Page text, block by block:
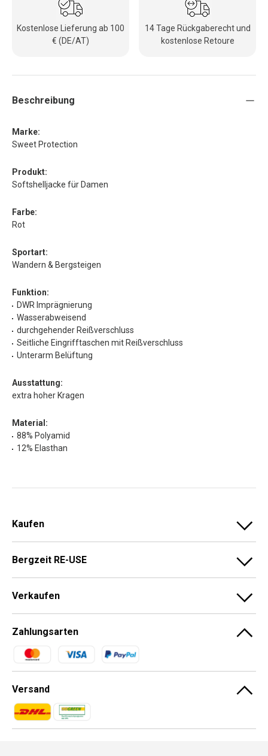
Kostenlose Lieferung ab 100
€ (DE/AT)
14 Tage Rückgaberecht und
kostenlose Retoure
Beschreibung
Marke:
Sweet Protection
Produkt:
Softshelljacke für Damen
Farbe:
Rot
Sportart:
Wandern & Bergsteigen
Funktion:
DWR Imprägnierung
Wasserabweisend
durchgehender Reißverschluss
Seitliche Eingrifftaschen mit Reißverschluss
Unterarm Belüftung
Ausstattung:
extra hoher Kragen
Material:
88% Polyamid
12% Elasthan
Kaufen
Bergzeit RE-USE
Verkaufen
Zahlungsarten
Zahlungsmethoden
Versand
Zahlungsmethoden